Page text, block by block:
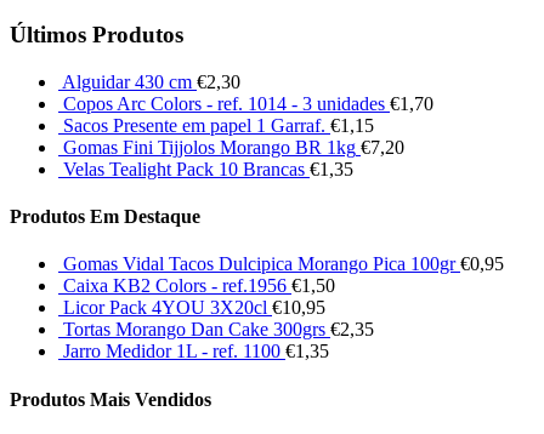
Últimos Produtos
Alguidar 430 cm €2,30
Copos Arc Colors - ref. 1014 - 3 unidades €1,70
Sacos Presente em papel 1 Garraf. €1,15
Gomas Fini Tijjolos Morango BR 1kg €7,20
Velas Tealight Pack 10 Brancas €1,35
Produtos Em Destaque
Gomas Vidal Tacos Dulcipica Morango Pica 100gr €0,95
Caixa KB2 Colors - ref.1956 €1,50
Licor Pack 4YOU 3X20cl €10,95
Tortas Morango Dan Cake 300grs €2,35
Jarro Medidor 1L - ref. 1100 €1,35
Produtos Mais Vendidos